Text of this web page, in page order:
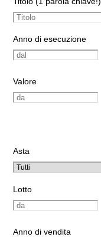
Anno di esecuzione
Valore
Asta
Lotto
Anno di vendita